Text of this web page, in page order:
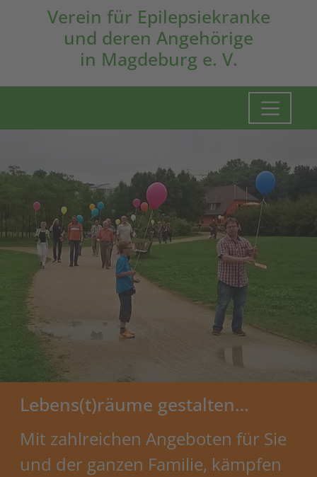
Verein für Epilepsiekranke
und deren Angehörige
in Magdeburg e. V.
Lebens(t)räume gestalten…
Mit zahlreichen Angeboten für Sie
und der ganzen Familie, kämpfen